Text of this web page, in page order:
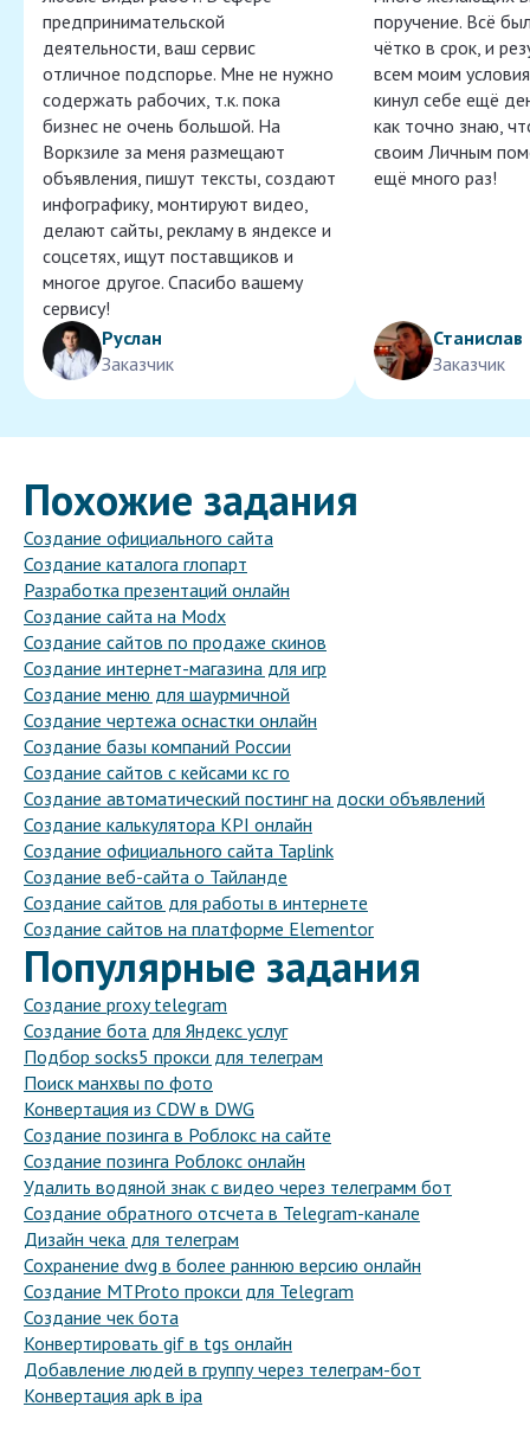
предпринимательской
деятельности, ваш сервис
отличное подспорье. Мне не нужно
содержать рабочих, т.к. пока
бизнес не очень большой. На
Воркзиле за меня размещают
объявления, пишут тексты, создают
инфографику, монтируют видео,
делают сайты, рекламу в яндексе и
соцсетях, ищут поставщиков и
многое другое. Спасибо вашему
сервису!
Руслан
Заказчик
поручение. Всё
чётко в срок, и
всем моим
кинул себе ещё
как точно знаю,
своим Личным
ещё много раз!
Станислав
Заказчик
Похожие задания
Создание официального сайта
Создание каталога глопарт
Разработка презентаций онлайн
Создание сайта на Modx
Создание сайтов по продаже скинов
Создание интернет-магазина для игр
Создание меню для шаурмичной
Создание чертежа оснастки онлайн
Создание базы компаний России
Создание сайтов с кейсами кс го
Создание автоматический постинг на доски объявлений
Создание калькулятора KPI онлайн
Создание официального сайта Taplink
Создание веб-сайта о Тайланде
Создание сайтов для работы в интернете
Создание сайтов на платформе Elementor
Популярные задания
Создание proxy telegram
Создание бота для Яндекс услуг
Подбор socks5 прокси для телеграм
Поиск манхвы по фото
Конвертация из CDW в DWG
Создание позинга в Роблокс на сайте
Создание позинга Роблокс онлайн
Удалить водяной знак с видео через телеграмм бот
Создание обратного отсчета в Telegram-канале
Дизайн чека для телеграм
Сохранение dwg в более раннюю версию онлайн
Создание MTProto прокси для Telegram
Создание чек бота
Конвертировать gif в tgs онлайн
Добавление людей в группу через телеграм-бот
Конвертация apk в ipa